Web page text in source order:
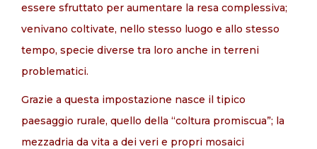
essere sfruttato per aumentare la resa complessiva;
venivano coltivate, nello stesso luogo e allo stesso
tempo, specie diverse tra loro anche in terreni
problematici.
Grazie a questa impostazione nasce il tipico
paesaggio rurale, quello della “coltura promiscua”; la
mezzadria da vita a dei veri e propri mosaici